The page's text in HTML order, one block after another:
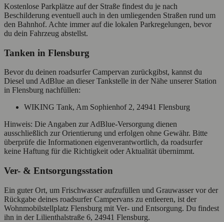
Kostenlose Parkplätze auf der Straße findest du je nach
Beschilderung eventuell auch in den umliegenden Straßen rund um
den Bahnhof. Achte immer auf die lokalen Parkregelungen, bevor
du dein Fahrzeug abstellst.
Tanken in Flensburg
Bevor du deinen roadsurfer Campervan zurückgibst, kannst du
Diesel und AdBlue an dieser Tankstelle in der Nähe unserer Station
in Flensburg nachfüllen:
WIKING Tank, Am Sophienhof 2, 24941 Flensburg
Hinweis: Die Angaben zur AdBlue‑Versorgung dienen
ausschließlich zur Orientierung und erfolgen ohne Gewähr. Bitte
überprüfe die Informationen eigenverantwortlich, da roadsurfer
keine Haftung für die Richtigkeit oder Aktualität übernimmt.
Ver- & Entsorgungsstation
Ein guter Ort, um Frischwasser aufzufüllen und Grauwasser vor der
Rückgabe deines roadsurfer Campervans zu entleeren, ist der
Wohnmobilstellplatz Flensburg mit Ver- und Entsorgung. Du findest
ihn in der Lilienthalstraße 6, 24941 Flensburg.